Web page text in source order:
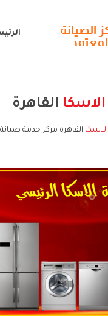
الاسكا القاهرة
الاسكا القاهرة مركز خدمة